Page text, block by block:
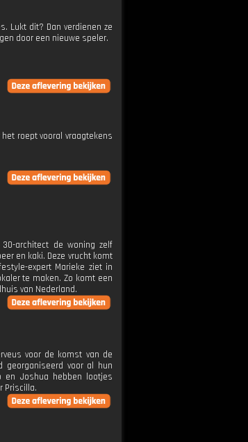
Lukt dit? Dan verdienen ze
door een nieuwe speler.
roept vooral vraagtekens
architect de woning zelf
en kaki. Deze vrucht komt
expert Marieke ziet in
te maken. Zo komt een
van Nederland.
voor de komst van de
georganiseerd voor al hun
en Joshua hebben lootjes
Priscilla.